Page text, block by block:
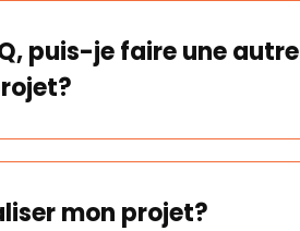
puis-je faire une autre
mon projet?